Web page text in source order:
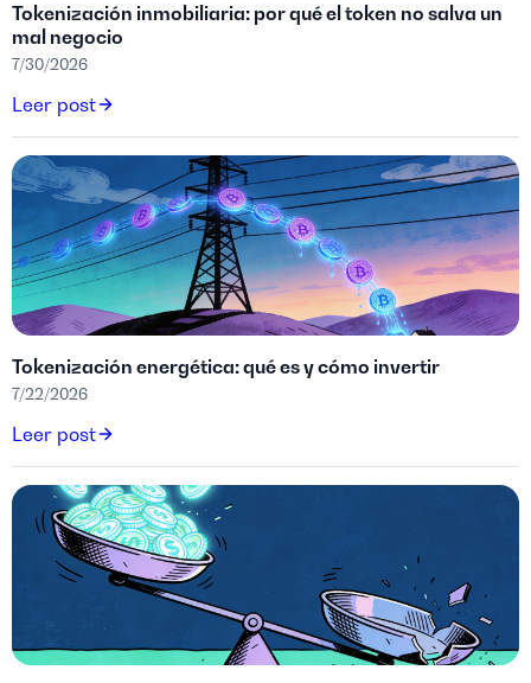
Tokenización inmobiliaria: por qué el token no salva un
mal negocio
7/30/2026
Leer post
Tokenización energética: qué es y cómo invertir
7/22/2026
Leer post